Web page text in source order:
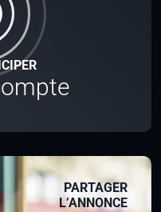
PARTAGER
L’ANNONCE